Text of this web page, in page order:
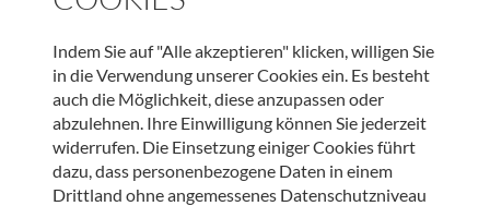
dass ich Brustkrebs habe. So geht es mir damit besser. Ja,
ich kann sagen, dass ich glücklich bin. Ich habe eine gute
Betreuung und meinen Sohn, der so gut auf mich schaut“.
Marianne wurde von ihrem Sohn Peter betreut und auch
gepflegt. Seit Oktober 2018 wurde sie außerdem vom
Mobilen Palliativteam der Tiroler Hospiz-Gemeinschaft
und drei Mal in der Woche im Tageshospiz mitbetreut.
Indem Sie auf "Alle akzeptieren" klicken, willigen Sie
in die Verwendung unserer Cookies ein. Es besteht
auch die Möglichkeit, diese anzupassen oder
abzulehnen. Ihre Einwilligung können Sie jederzeit
widerrufen. Die Einsetzung einiger Cookies führt
dazu, dass personenbezogene Daten in einem
Drittland ohne angemessenes Datenschutzniveau